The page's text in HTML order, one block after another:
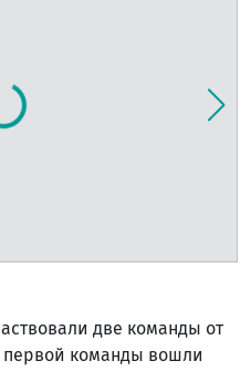
две команды от
первой команды вошли